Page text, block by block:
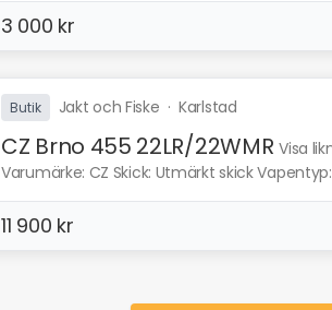
3 000 kr
Butik Jakt och Fiske ·Karlstad
CZ Brno 455 22LR/22WMR Visa
Varumärke: CZ Skick: Utmärkt skick
11 900 kr